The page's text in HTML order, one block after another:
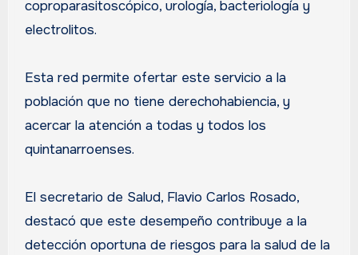
coproparasitoscópico, urología, bacteriología y
electrolitos.
Esta red permite ofertar este servicio a la
población que no tiene derechohabiencia, y
acercar la atención a todas y todos los
quintanarroenses.
El secretario de Salud, Flavio Carlos Rosado,
destacó que este desempeño contribuye a la
detección oportuna de riesgos para la salud de la